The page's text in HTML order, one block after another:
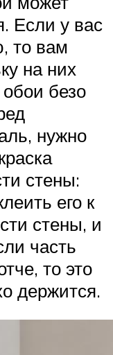
Если у вас
то вам
на них
безо
нужно
стены:
его к
стены, и
часть
то это
держится.